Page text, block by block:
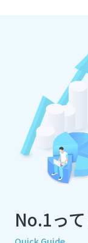
No.1って